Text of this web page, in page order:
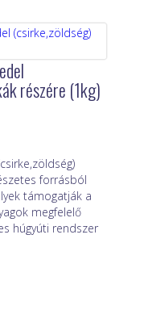
részére (1kg)
forrásból
támogatják a
megfelelő
húgyúti rendszer